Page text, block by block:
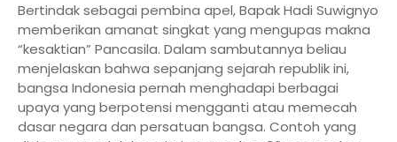
Bertindak sebagai pembina apel, Bapak Hadi Suwignyo
memberikan amanat singkat yang mengupas makna
“kesaktian” Pancasila. Dalam sambutannya beliau
menjelaskan bahwa sepanjang sejarah republik ini,
bangsa Indonesia pernah menghadapi berbagai
upaya yang berpotensi mengganti atau memecah
dasar negara dan persatuan bangsa. Contoh yang